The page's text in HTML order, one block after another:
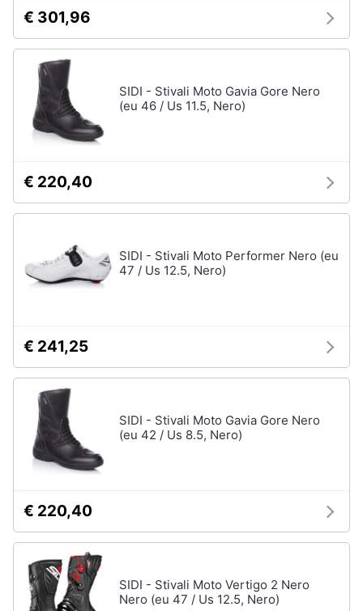
€ 301,96
SIDI - Stivali Moto Gavia Gore Nero
(eu 46 / Us 11.5, Nero)
€ 220,40
SIDI - Stivali Moto Performer Nero (eu
47 / Us 12.5, Nero)
€ 241,25
SIDI - Stivali Moto Gavia Gore Nero
(eu 42 / Us 8.5, Nero)
€ 220,40
SIDI - Stivali Moto Vertigo 2 Nero
Nero (eu 47 / Us 12.5, Nero)